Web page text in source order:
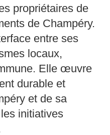
propriétaires de
de Champéry.
entre ses
locaux,
Elle œuvre
durable et
et de sa
initiatives